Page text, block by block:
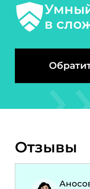
в
Отзывы